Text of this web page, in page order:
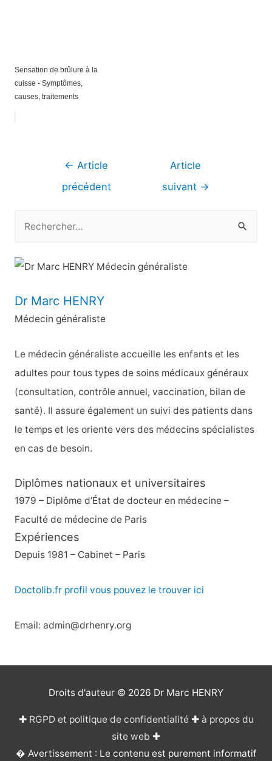
Sensation de brûlure à la
cuisse - Symptômes,
causes, traitements
Navigation
← Article
précédent
Article
suivant →
c
e
r
h
e
r
:
Dr Marc HENRY
Médecin généraliste
Le médecin généraliste accueille les enfants et les
adultes pour tous types de soins médicaux généraux
(consultation, contrôle annuel, vaccination, bilan de
santé). Il assure également un suivi des patients dans
le temps et les oriente vers des médecins spécialistes
en cas de besoin.
Diplômes nationaux et universitaires
1979 – Diplôme d’État de docteur en médecine –
Faculté de médecine de Paris
Expériences
Depuis 1981 – Cabinet – Paris
Doctolib.fr profil vous pouvez le trouver ici
Email: admin@drhenry.org
Droits d'auteur © 2026 Dr Marc HENRY
✚ RGPD et politique de confidentialité✚ à propos du
site web ✚
� Avertissement : Le contenu est purement informatif